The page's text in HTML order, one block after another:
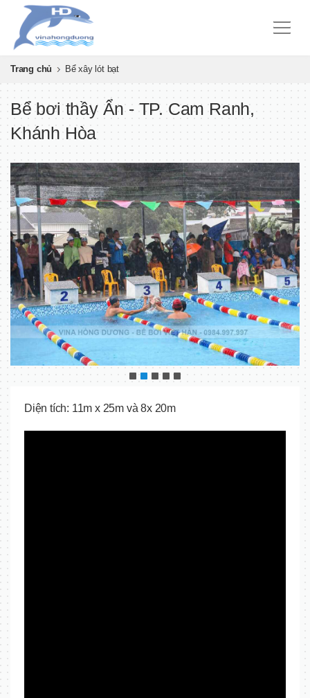
Trang chủ Bể xây lót bạt
Bể bơi thầy Ẩn - TP. Cam Ranh,
Khánh Hòa
Diện tích: 11m x 25m và 8x 20m